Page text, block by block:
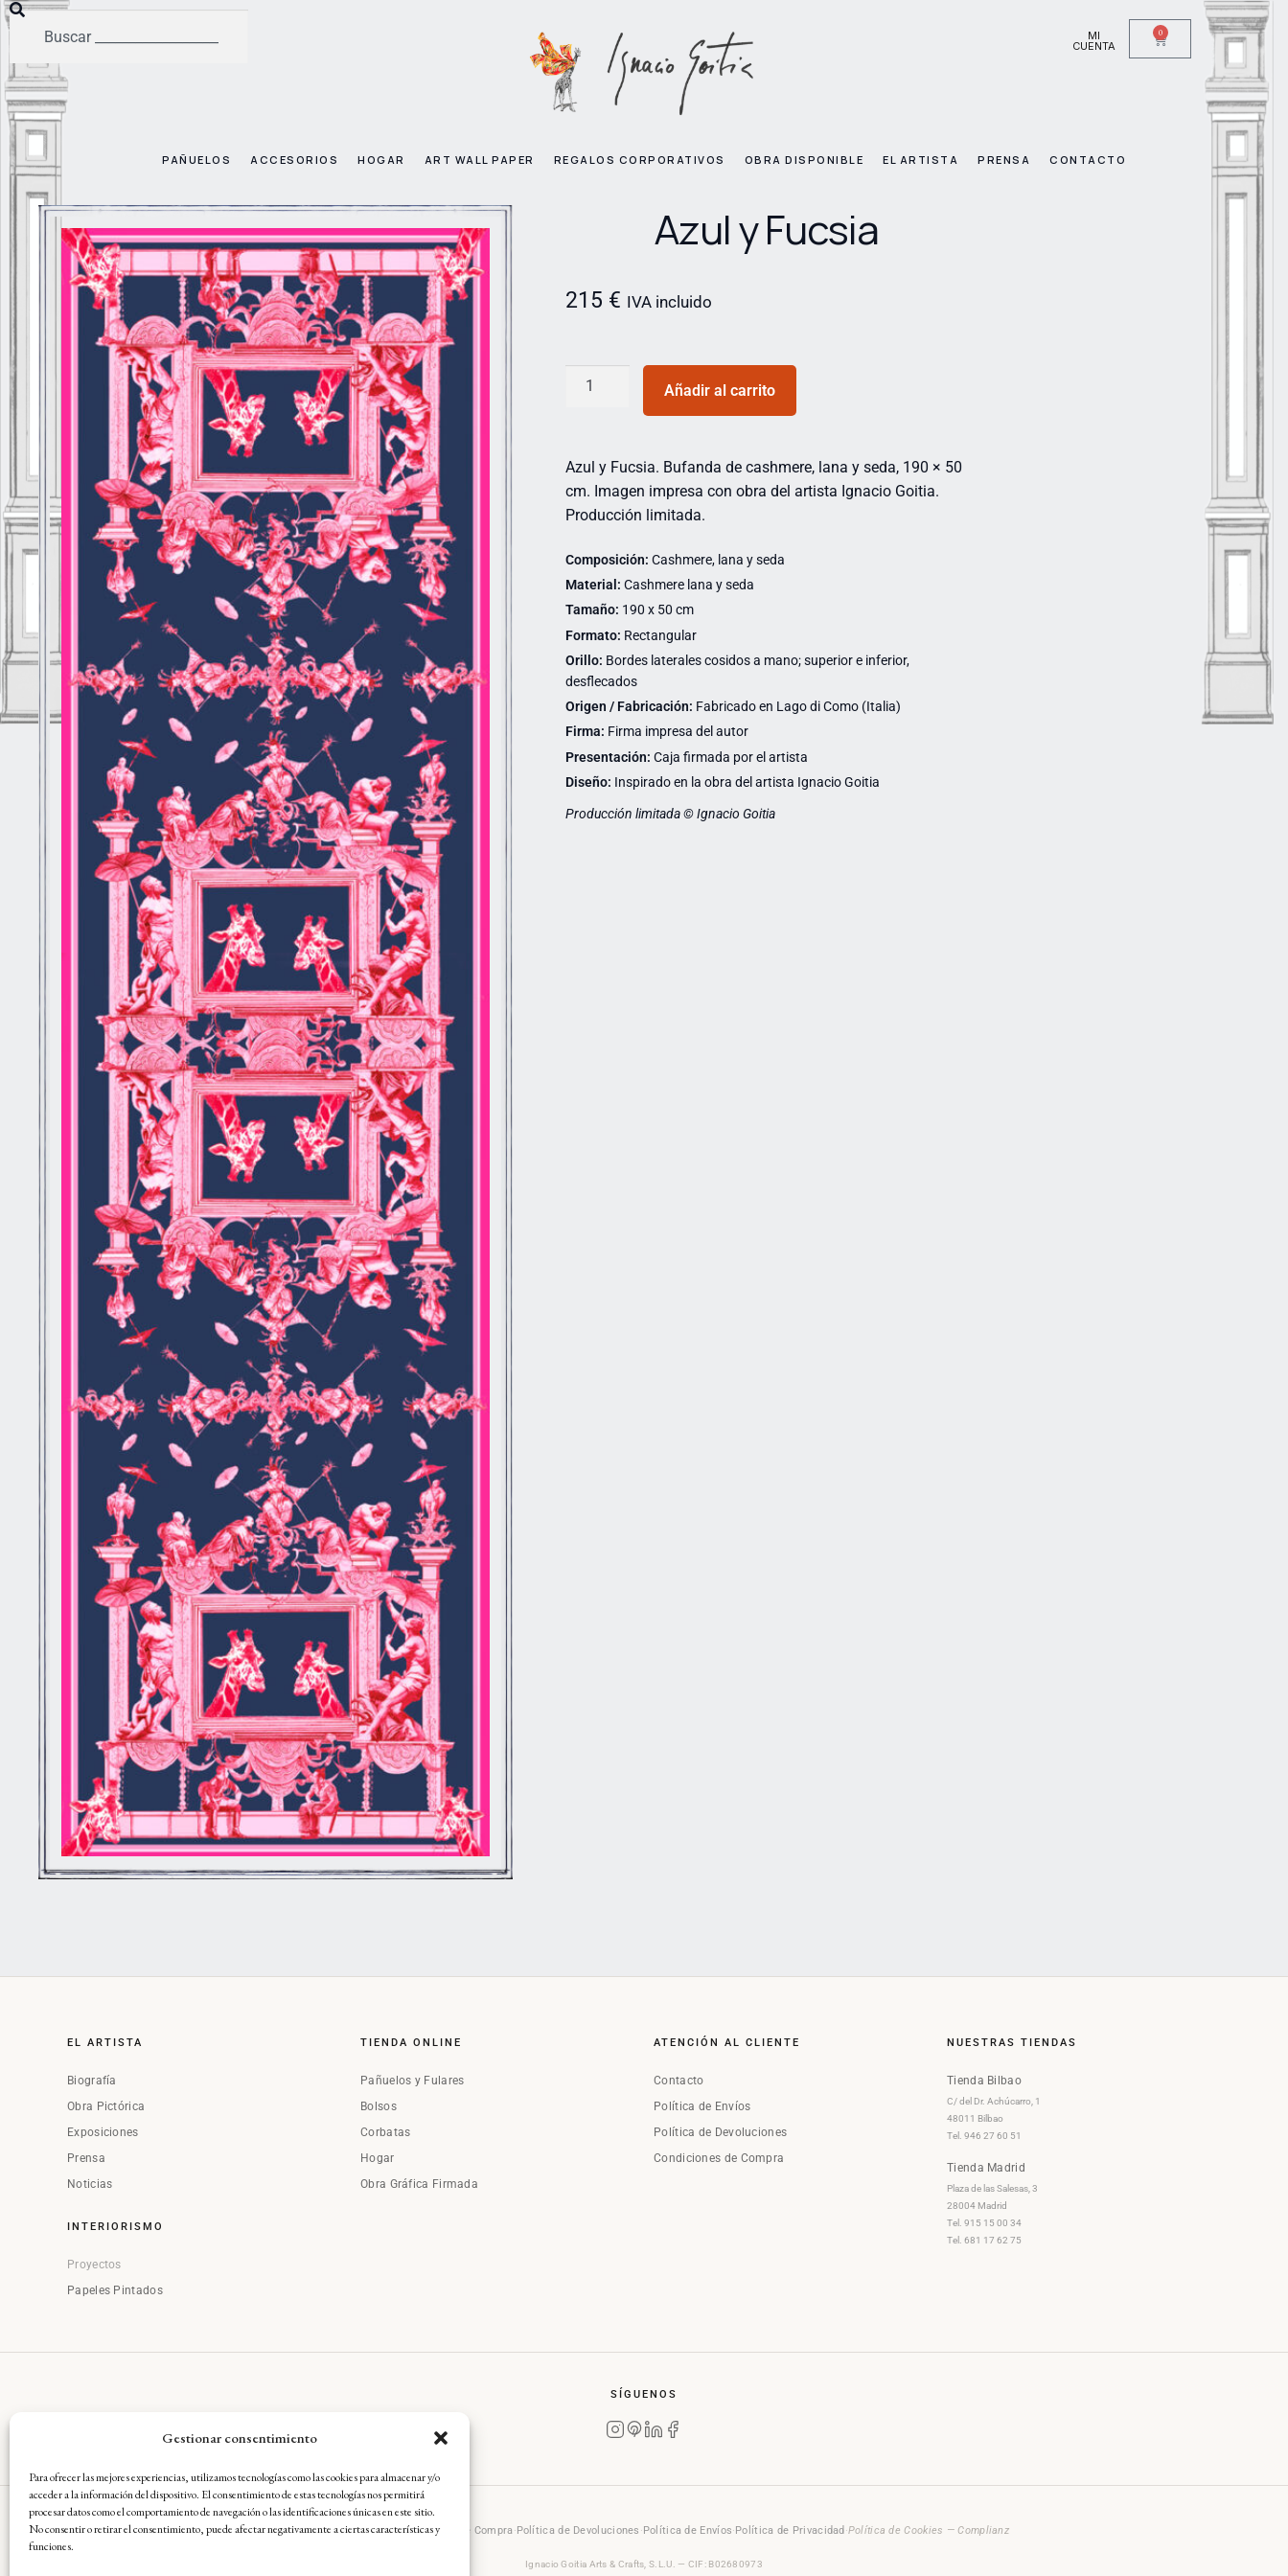
Gestionar consentimiento
Para ofrecer las mejores experiencias, utilizamos tecnologías como las cookies para almacenar y/o
acceder a la información del dispositivo. El consentimiento de estas tecnologías nos permitirá
procesar datos como el comportamiento de navegación o las identificaciones únicas en este sitio.
No consentir o retirar el consentimiento, puede afectar negativamente a ciertas características y
funciones.
MI
CUENTA
0
PAÑUELOS ACCESORIOS HOGAR ART WALL PAPER REGALOS CORPORATIVOS OBRA DISPONIBLE EL ARTISTA PRENSA CONTACTO
Azul y Fucsia
215 € IVA incluido
Añadir al carrito
Azul y Fucsia. Bufanda de cashmere, lana y seda, 190 × 50
cm. Imagen impresa con obra del artista Ignacio Goitia.
Producción limitada.
Composición: Cashmere, lana y seda
Material: Cashmere lana y seda
Tamaño: 190 x 50 cm
Formato: Rectangular
Orillo: Bordes laterales cosidos a mano; superior e inferior,
desflecados
Origen / Fabricación: Fabricado en Lago di Como (Italia)
Firma: Firma impresa del autor
Presentación: Caja firmada por el artista
Diseño: Inspirado en la obra del artista Ignacio Goitia
Producción limitada © Ignacio Goitia
EL ARTISTA
Biografía
Obra Pictórica
Exposiciones
Prensa
Noticias
INTERIORISMO
Proyectos
Papeles Pintados
TIENDA ONLINE
Pañuelos y Fulares
Bolsos
Corbatas
Hogar
Obra Gráfica Firmada
ATENCIÓN AL CLIENTE
Contacto
Política de Envíos
Política de Devoluciones
Condiciones de Compra
NUESTRAS TIENDAS
Tienda Bilbao
C/ del Dr. Achúcarro, 1
48011 Bilbao
Tel. 946 27 60 51
Tienda Madrid
Plaza de las Salesas, 3
28004 Madrid
Tel. 915 15 00 34
Tel. 681 17 62 75
SÍGUENOS
Aviso Legal·Condiciones Generales de Compra·Política de Devoluciones ·Política de Envíos·Política de Privacidad ·Política de Cookies — Complianz
Ignacio Goitia Arts & Crafts, S.L.U. — CIF: B02680973